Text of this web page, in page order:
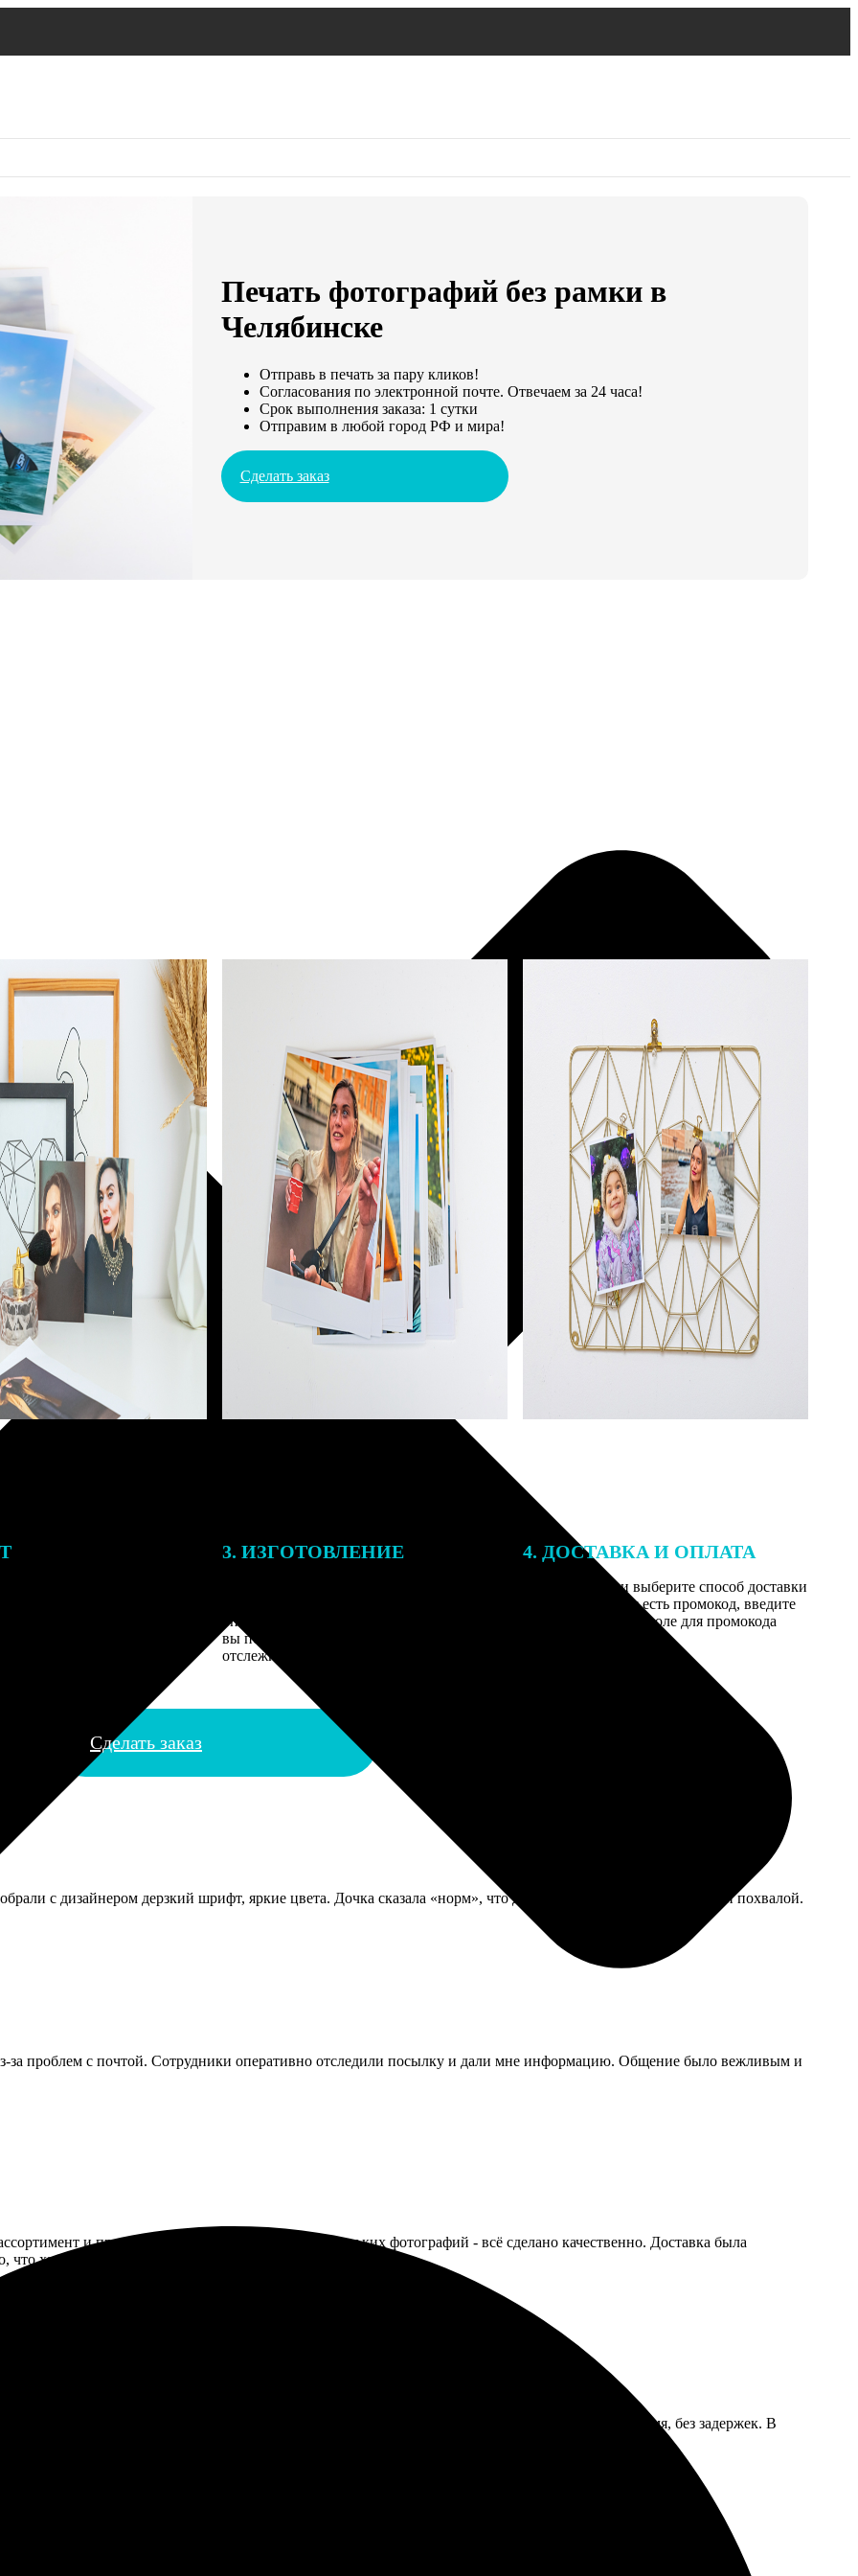
Печать фотографий без рамки в
Челябинске
Отправь в печать за пару кликов!
Согласования по электронной почте. Отвечаем за 24 часа!
Срок выполнения заказа: 1 сутки
Отправим в любой город РФ и мира!
Сделать заказ
3. ИЗГОТОВЛЕНИЕ
описанием заказа. Когда отправим заказ
вы получите письмо с трек-номером для
отслеживания.
4. ДОСТАВКА И ОПЛАТА
Введите адрес и выберите способ доставки
заказа. Если у вас есть промокод, введите
его в специальное поле для промокода
Сделать заказ
с дизайнером дерзкий шрифт, яркие цвета. Дочка сказала «норм», что для её возраста считается высшей похвалой.
за проблем с почтой. Сотрудники оперативно отследили посылку и дали мне информацию. Общение было вежливым и
и простота заказа. Заказала печать нескольких фотографий - всё сделано качественно. Доставка была
хотела. Рекомендую для творчества и подарков!
оформила заказ, все понятно. Качество бумаги порадовало, цвета яркие! Заказ пришел вовремя, без задержек. В